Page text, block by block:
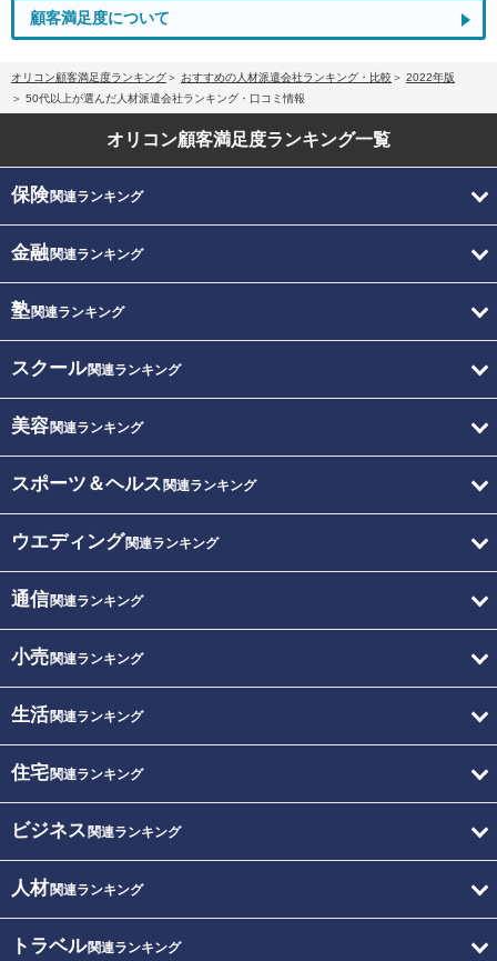
顧客満足度について
オリコン顧客満足度ランキング おすすめの人材派遣会社ランキング・比較
2022年版
50代以上が選んだ人材派遣会社ランキング・口コミ情報
オリコン顧客満足度ランキング一覧
保険関連ランキング
金融関連ランキング
塾関連ランキング
スクール関連ランキング
美容関連ランキング
スポーツ＆ヘルス 関連ランキング
ウエディング関連ランキング
通信関連ランキング
小売関連ランキング
生活関連ランキング
住宅関連ランキング
ビジネス 関連ランキング
人材関連ランキング
トラベル関連ランキング